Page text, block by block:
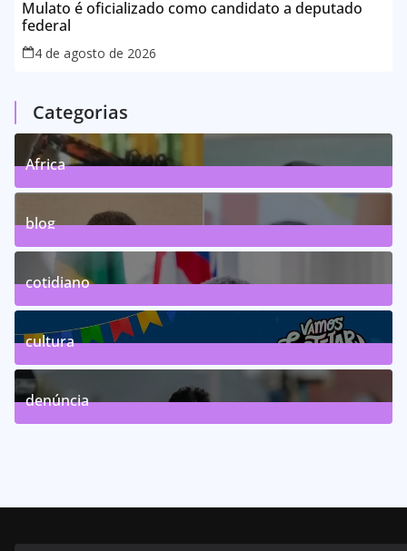
Mulato é oficializado como candidato a deputado
federal
4 de agosto de 2026
Categorias
Africa
0Posts
blog
75Posts
cotidiano
46Posts
cultura
63Posts
denúncia